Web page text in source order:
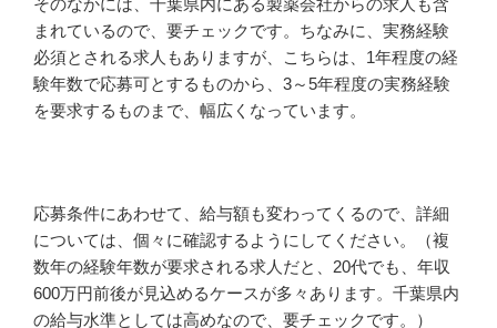
そのなかには、千葉県内にある製薬会社からの求人も含
まれているので、要チェックです。ちなみに、実務経験
必須とされる求人もありますが、こちらは、1年程度の経
験年数で応募可とするものから、3～5年程度の実務経験
を要求するものまで、幅広くなっています。
応募条件にあわせて、給与額も変わってくるので、詳細
については、個々に確認するようにしてください。（複
数年の経験年数が要求される求人だと、20代でも、年収
600万円前後が見込めるケースが多々あります。千葉県内
の給与水準としては高めなので、要チェックです。）